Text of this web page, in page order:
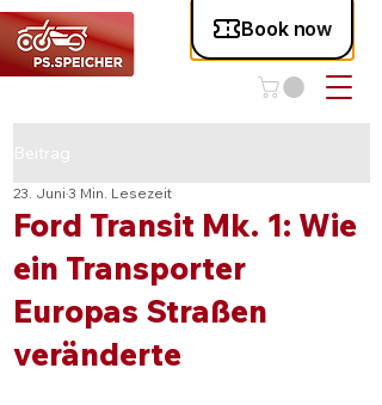
Ford Transit Mk. 1: Wie
ein Transporter
Europas Straßen
veränderte
23. Juni 3 Min. Lesezeit